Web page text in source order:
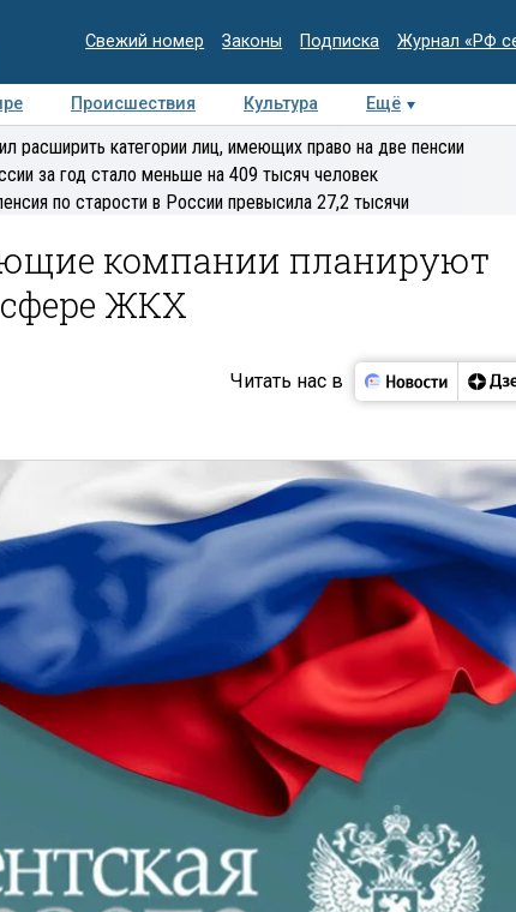
Свежий номер Законы Подписка Журнал «РФ
Происшествия Культура Ещё
Медиацентр Интервью Колумнисты
Деловая
расширить категории лиц, имеющих право на две пенсии
за год стало меньше на 409 тысяч человек
по старости в России превысила 27,2 тысячи
компании планируют
сфере ЖКХ
Читать нас в